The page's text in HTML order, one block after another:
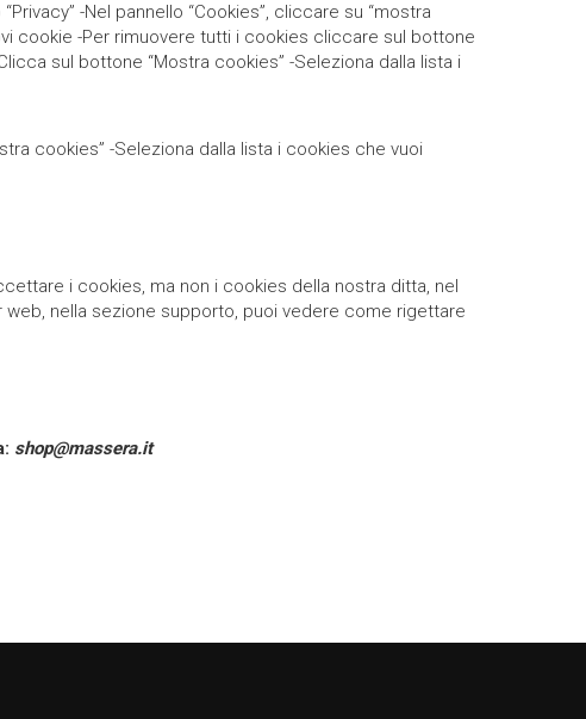
-Nel pannello “Cookies”, cliccare su “mostra
cookie -Per rimuovere tutti i cookies cliccare sul bottone
sul bottone “Mostra cookies” -Seleziona dalla lista i
cookies” -Seleziona dalla lista i cookies che vuoi
i cookies, ma non i cookies della nostra ditta, nel
nella sezione supporto, puoi vedere come rigettare
shop@massera.it